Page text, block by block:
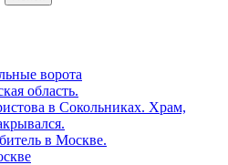
ворота
область.
в Сокольниках. Храм,
в Москве.